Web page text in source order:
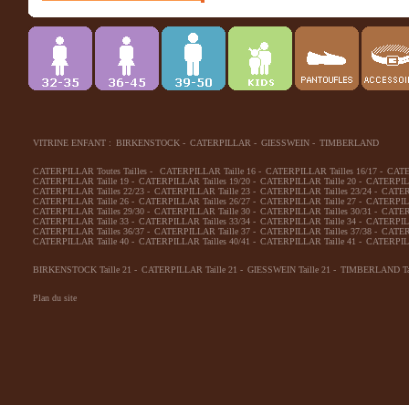
VITRINE ENFANT : BIRKENSTOCK - CATERPILLAR - GIESSWEIN - TIMBERLAND
CATERPILLAR Toutes Tailles - CATERPILLAR Taille 16 - CATERPILLAR Tailles 16/17 -
CATERPILLAR Taille 19 - CATERPILLAR Tailles 19/20 - CATERPILLAR Taille 20 -
CATERPILLAR Tailles 22/23 - CATERPILLAR Taille 23 - CATERPILLAR Tailles 23/24 -
CATERPILLAR Taille 26 - CATERPILLAR Tailles 26/27 - CATERPILLAR Taille 27 -
CATERPILLAR Tailles 29/30 - CATERPILLAR Taille 30 - CATERPILLAR Tailles 30/31 -
CATERPILLAR Taille 33 - CATERPILLAR Tailles 33/34 - CATERPILLAR Taille 34 -
CATERPILLAR Tailles 36/37 - CATERPILLAR Taille 37 - CATERPILLAR Tailles 37/38 -
CATERPILLAR Taille 40 - CATERPILLAR Tailles 40/41 - CATERPILLAR Taille 41 -
BIRKENSTOCK Taille 21 - CATERPILLAR Taille 21 - GIESSWEIN Taille 21 - TIMBERLAND
Plan du site